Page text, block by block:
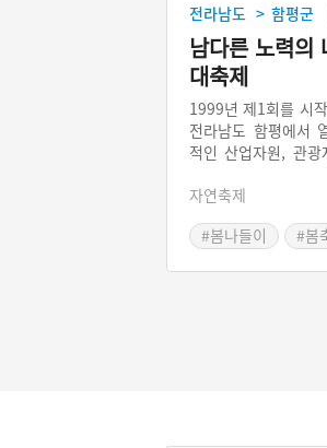
전라남도 > 함평군
남다른 노력의
대축제
1999년 제1회를 시
전라남도 함평에서
적인 산업자원, 관
소를 세우고 준비하
정하여 단일한 주제
자연축제
#봄나들이
#봄